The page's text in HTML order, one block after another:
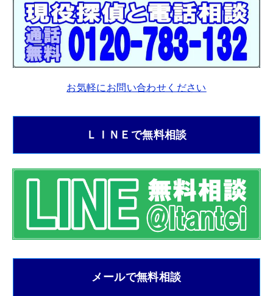
お気軽にお問い合わせください
ＬＩＮＥで無料相談
メールで無料相談